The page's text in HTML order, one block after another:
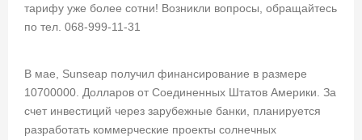
тарифу уже более сотни! Возникли вопросы, обращайтесь
по тел. 068-999-11-31
В мае, Sunseap получил финансирование в размере
10700000. Долларов от Соединенных Штатов Америки. За
счет инвестиций через зарубежные банки, планируется
разработать коммерческие проекты солнечных